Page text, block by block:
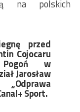
na polskich
przed
Cojocaru
Pogoń w
Jarosław
Sport.